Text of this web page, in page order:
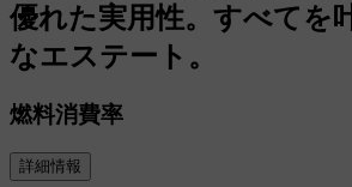
優れた実用性。すべてを
なエステート。
燃料消費率
詳細情報